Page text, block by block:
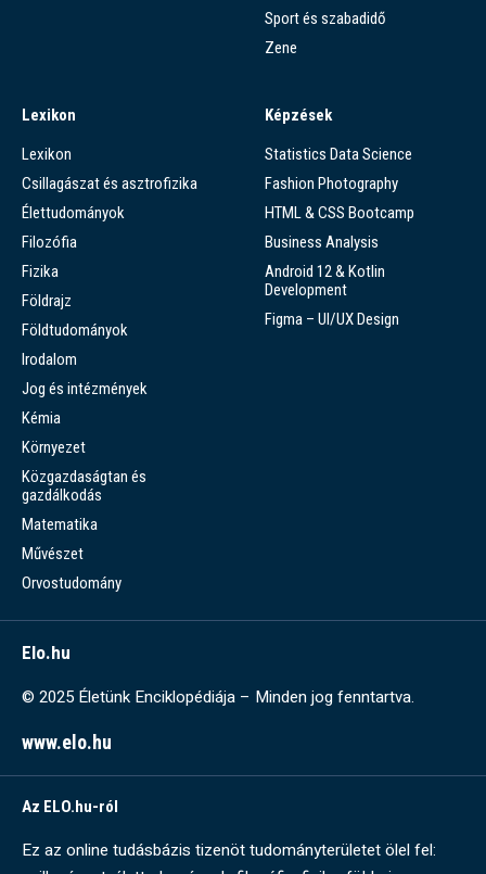
Sport és szabadidő
Zene
Lexikon
Lexikon
Csillagászat és asztrofizika
Élettudományok
Filozófia
Fizika
Földrajz
Földtudományok
Irodalom
Jog és intézmények
Kémia
Környezet
Közgazdaságtan és
gazdálkodás
Matematika
Művészet
Orvostudomány
Képzések
Statistics Data Science
Fashion Photography
HTML & CSS Bootcamp
Business Analysis
Android 12 & Kotlin
Development
Figma – UI/UX Design
Elo.hu
© 2025 Életünk Enciklopédiája – Minden jog fenntartva.
www.elo.hu
Az ELO.hu-ról
Ez az online tudásbázis tizenöt tudományterületet ölel fel: